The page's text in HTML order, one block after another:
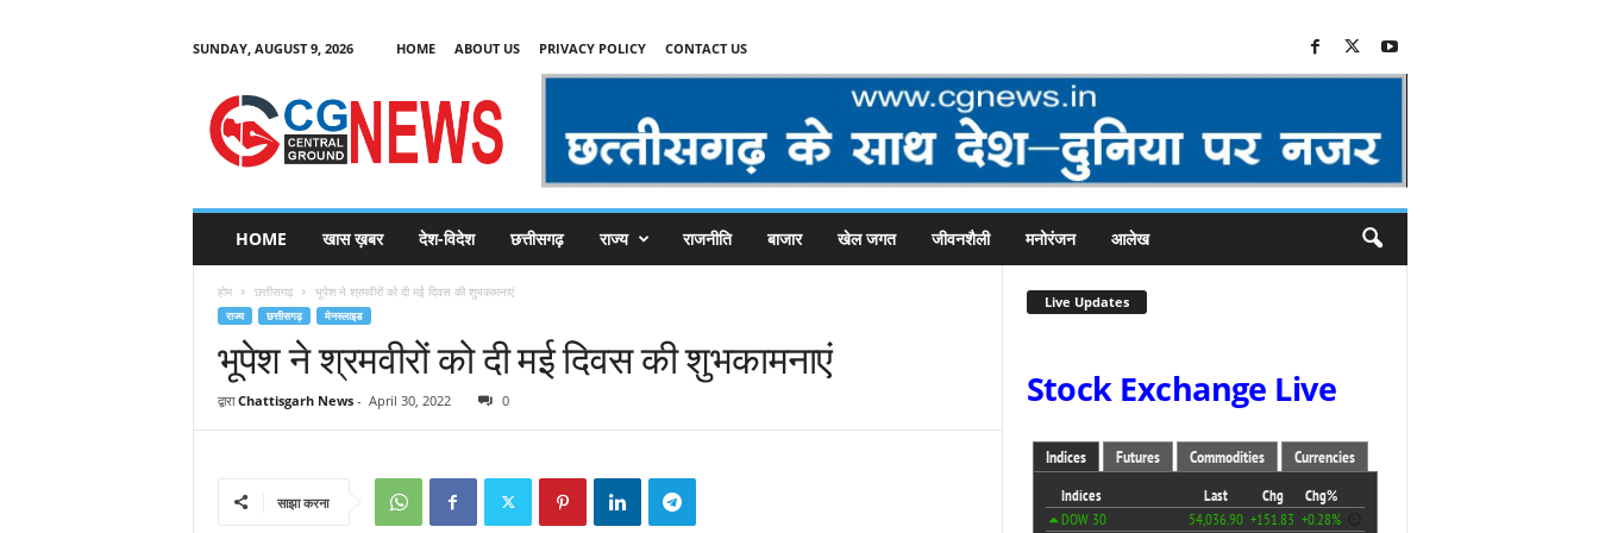
SUNDAY, AUGUST 9, 2026 HOME ABOUT US PRIVACY POLICY CONTACT US
C
HOME खास ख़बर देश-विदेश छत्तीसगढ़ राज्य राजनीति बाजार खेल जगत जीवनशैली मनोरंजन आलेख
होम छत्तीसगढ़ भूपेश ने श्रमवीरों को दी मई दिवस की शुभकामनाएं
राज्य छत्तीसगढ़ मेनस्लाइड
भूपेश ने श्रमवीरों को दी मई दिवस की शुभकामनाएं
द्वारा Chattisgarh News- April 30, 2022 0
साझा करना
Live Updates
Stock Exchange Live